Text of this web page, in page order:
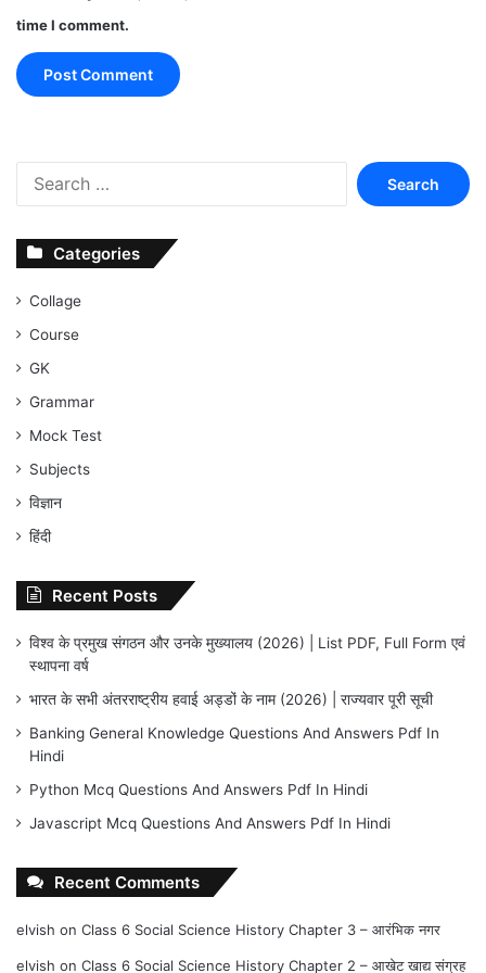
time I comment.
Search
for:
Categories
Collage
Course
GK
Grammar
Mock Test
Subjects
विज्ञान
हिंदी
Recent Posts
विश्व के प्रमुख संगठन और उनके मुख्यालय (2026) | List PDF, Full Form एवं
स्थापना वर्ष
भारत के सभी अंतरराष्ट्रीय हवाई अड्डों के नाम (2026) | राज्यवार पूरी सूची
Banking General Knowledge Questions And Answers Pdf In
Hindi
Python Mcq Questions And Answers Pdf In Hindi
Javascript Mcq Questions And Answers Pdf In Hindi
Recent Comments
elvish on Class 6 Social Science History Chapter 3 – आरंभिक नगर
elvish on Class 6 Social Science History Chapter 2 – आखेट खाद्य संग्रह